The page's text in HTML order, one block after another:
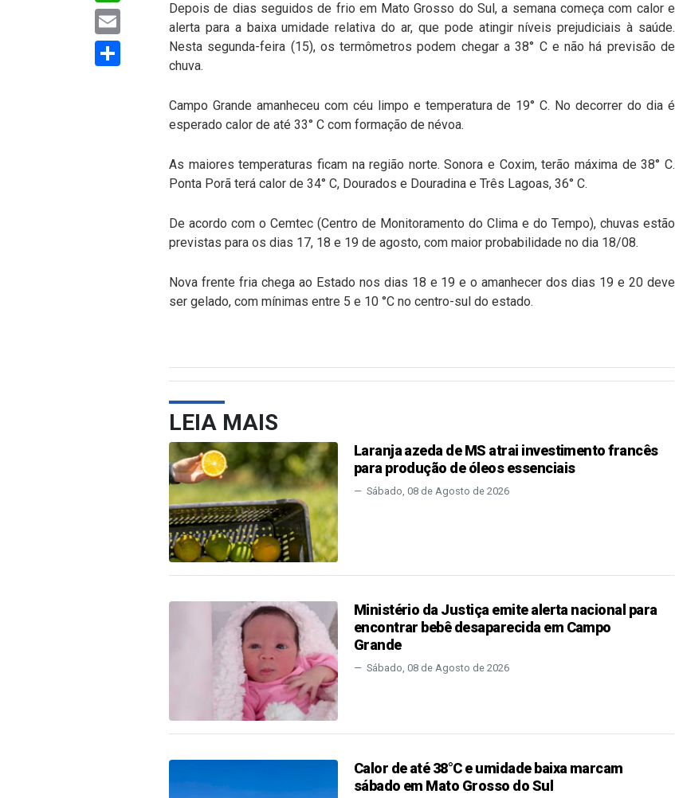
Compartilhar
Depois de dias seguidos de frio em Mato Grosso do Sul, a semana começa com calor e
alerta para a baixa umidade relativa do ar, que pode atingir níveis prejudiciais à saúde.
Nesta segunda-feira (15), os termômetros podem chegar a 38° C e não há previsão de
chuva.
Campo Grande amanheceu com céu limpo e temperatura de 19° C. No decorrer do dia é
esperado calor de até 33° C com formação de névoa.
As maiores temperaturas ficam na região norte. Sonora e Coxim, terão máxima de 38° C.
Ponta Porã terá calor de 34° C, Dourados e Douradina e Três Lagoas, 36° C.
De acordo com o Cemtec (Centro de Monitoramento do Clima e do Tempo), chuvas estão
previstas para os dias 17, 18 e 19 de agosto, com maior probabilidade no dia 18/08.
Nova frente fria chega ao Estado nos dias 18 e 19 e o amanhecer dos dias 19 e 20 deve
ser gelado, com mínimas entre 5 e 10 °C no centro-sul do estado.
LEIA MAIS
Laranja azeda de MS atrai investimento francês
para produção de óleos essenciais
Sábado, 08 de Agosto de 2026
Ministério da Justiça emite alerta nacional para
encontrar bebê desaparecida em Campo
Grande
Sábado, 08 de Agosto de 2026
Calor de até 38°C e umidade baixa marcam
sábado em Mato Grosso do Sul